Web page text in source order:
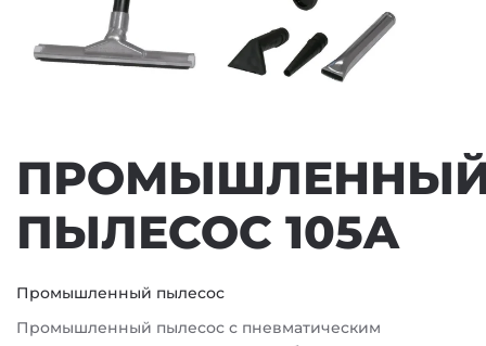
ПЫЛЕСОС 105A
Промышленный пылесос
Промышленный пылесос с пневматическим